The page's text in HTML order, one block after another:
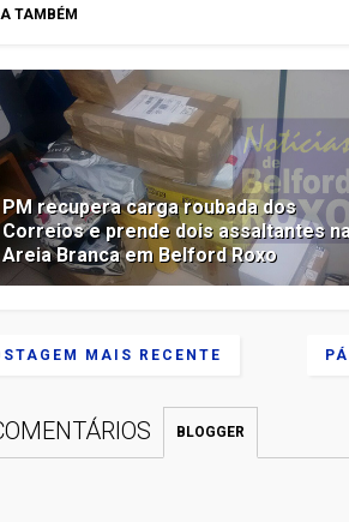
TAMBÉM
PM recupera carga roubada dos
Correios e prende dois assaltantes
Areia Branca em Belford Roxo
MAIS RECENTE
BLOGGER